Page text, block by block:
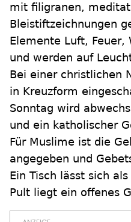
mit filigranen,
Bleistiftzeichnungen
Elemente Luft, Feuer,
und werden auf
Bei einer christlichen
in Kreuzform
Sonntag wird
und ein katholischer
Für Muslime ist die
angegeben und
Ein Tisch lässt sich
Pult liegt ein offenes